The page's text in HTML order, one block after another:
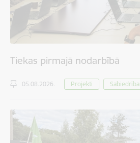
Tiekas pirmajā nodarbībā
05.08.2026. Projekti Sabiedrība